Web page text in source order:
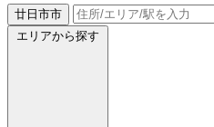
廿日市市
エリアから探す